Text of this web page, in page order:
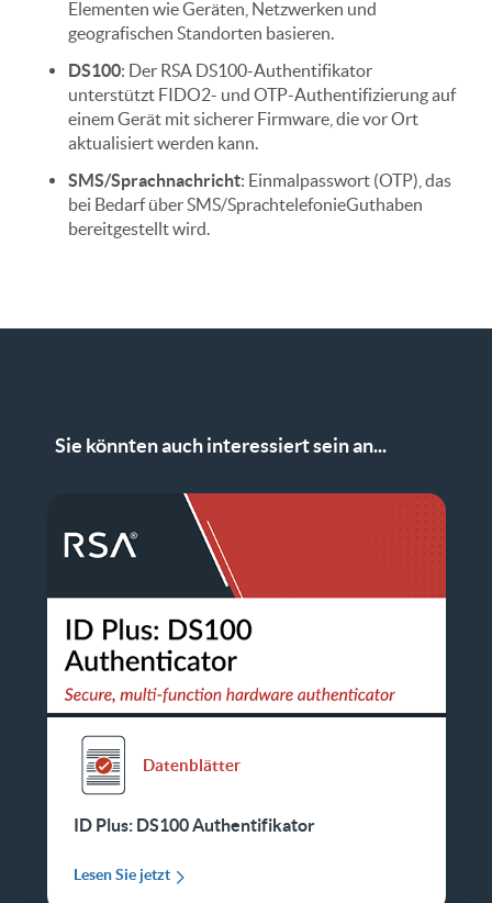
Elementen wie Geräten, Netzwerken und
geografischen Standorten basieren.
DS100: Der RSA DS100-Authentifikator
unterstützt FIDO2- und OTP-Authentifizierung auf
einem Gerät mit sicherer Firmware, die vor Ort
aktualisiert werden kann.
SMS/Sprachnachricht: Einmalpasswort (OTP), das
bei Bedarf über SMS/SprachtelefonieGuthaben
bereitgestellt wird.
Sie könnten auch interessiert sein an...
Datenblätter
ID Plus: DS100 Authentifikator
Lesen Sie jetzt